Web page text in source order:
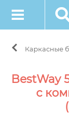
Каркасные
BestWay
с